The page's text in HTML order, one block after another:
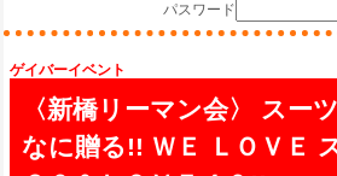
パスワード
ゲイバーイベント
〈新橋リーマン会〉 スー
なに贈る!! ＷＥ ＬＯＶＥ